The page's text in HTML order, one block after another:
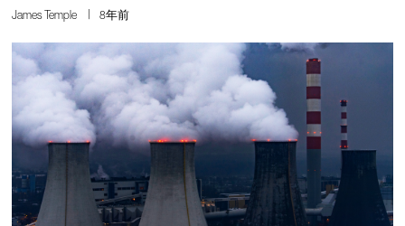
James Temple 8年前